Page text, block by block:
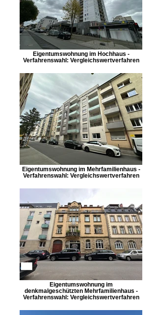
Eigentumswohnung im Hochhaus -
Verfahrenswahl: Vergleichswertverfahren
Eigentumswohnung im Mehrfamilienhaus -
Verfahrenswahl: Vergleichswertverfahren
Eigentumswohnung im
denkmalgeschützten Mehrfamilienhaus -
Verfahrenswahl: Vergleichswertverfahren